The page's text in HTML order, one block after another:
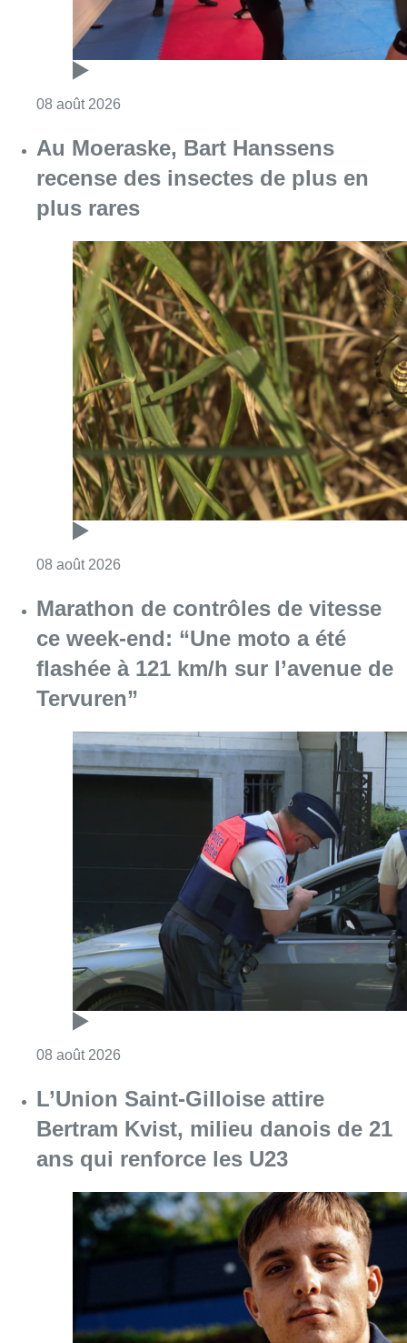
08 août 2026Consulter l'article "Au Moeraske, Bart
Marathon de contrôles de vitesse
ce week-end: “Une moto a été
flashée à 121 km/h sur l’avenue de
Tervuren”
Consulter l'article "Marathon de contrôles
L’Union Saint-Gilloise attire
Bertram Kvist, milieu danois de 21
ans qui renforce les U23
08 août 2026 Consulter l'article "L’Union Saint-Gilloise
Facebook
TwitterWhatsApp
Share